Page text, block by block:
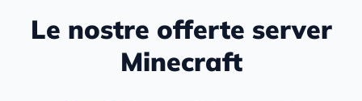
Le nostre offerte server
Minecraft